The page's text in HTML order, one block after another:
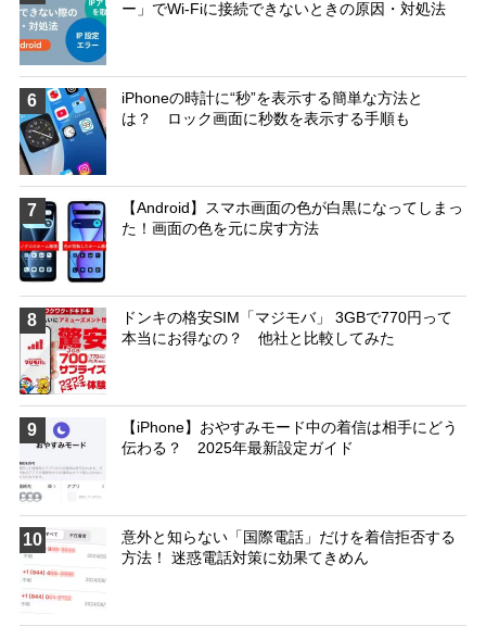
ー」でWi-Fiに接続できないときの原因・対処法
6
iPhoneの時計に“秒”を表示する簡単な方法と
は？ ロック画面に秒数を表示する手順も
7
【Android】スマホ画面の色が白黒になってしまっ
た！画面の色を元に戻す方法
8
ドンキの格安SIM「マジモバ」 3GBで770円って
本当にお得なの？ 他社と比較してみた
9
【iPhone】おやすみモード中の着信は相手にどう
伝わる？ 2025年最新設定ガイド
10
意外と知らない「国際電話」だけを着信拒否する
方法！ 迷惑電話対策に効果てきめん